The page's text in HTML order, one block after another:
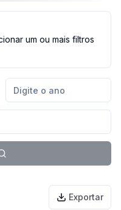
um ou mais filtros
Exportar